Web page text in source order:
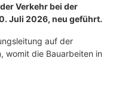
Verkehr bei der
Juli 2026, neu geführt.
auf der
womit die Bauarbeiten in